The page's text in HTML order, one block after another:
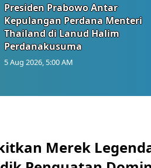
Presiden Prabowo Antar
Kepulangan Perdana Menteri
Thailand di Lanud Halim
Perdanakusuma
5 Aug 2026, 5:00 AM
Merek